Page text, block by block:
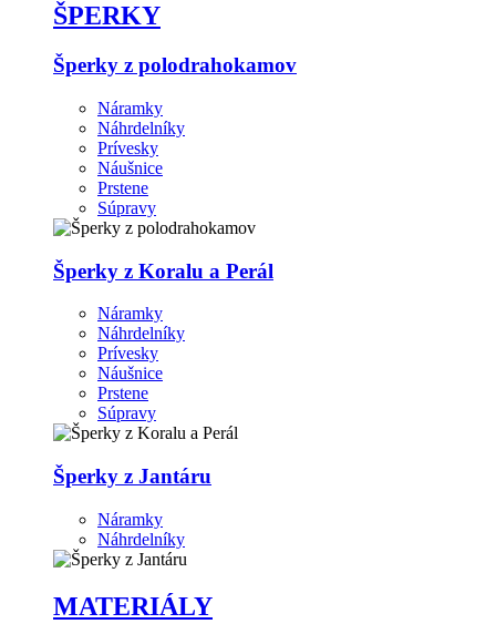
ŠPERKY
Šperky z polodrahokamov
Náramky
Náhrdelníky
Prívesky
Náušnice
Prstene
Súpravy
Šperky z Koralu a Perál
Náramky
Náhrdelníky
Prívesky
Náušnice
Prstene
Súpravy
Šperky z Jantáru
Náramky
Náhrdelníky
MATERIÁLY